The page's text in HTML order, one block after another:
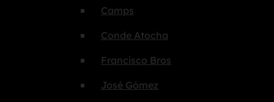
Camps
Conde Atocha
Francisco Bros
José Gómez